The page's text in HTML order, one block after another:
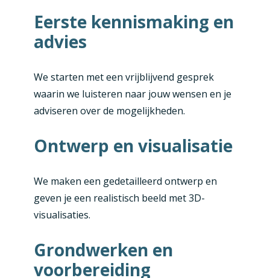
Eerste kennismaking en
advies
We starten met een vrijblijvend gesprek
waarin we luisteren naar jouw wensen en je
adviseren over de mogelijkheden.
Ontwerp en visualisatie
We maken een gedetailleerd ontwerp en
geven je een realistisch beeld met 3D-
visualisaties.
Grondwerken en
voorbereiding